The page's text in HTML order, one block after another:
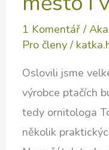
1 Komentář /
Pro členy/
Oslovili jsme
výrobce ptačích
tedy ornitologa
několik